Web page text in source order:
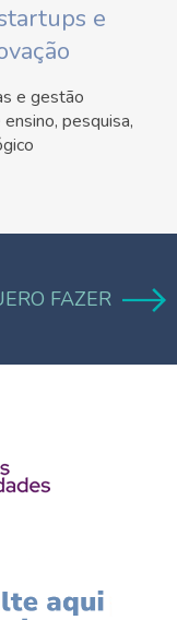
e
e gestão
pesquisa,
FAZER